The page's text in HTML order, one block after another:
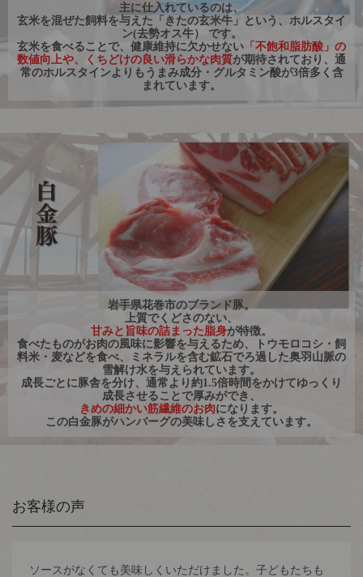
主に仕入れているのは、
玄米を混ぜた飼料を与えた「きたの玄米牛」という、ホルスタイ
ン(去勢オス牛） です。
玄米を食べることで、健康維持に欠かせない 「不飽和脂肪酸」の
数値向上や、くちどけの良い滑らかな肉質が期待されており、通
常のホルスタインよりもうまみ成分・グルタミン酸が3倍多く含
まれています。
岩手県花巻市のブランド豚。
上質でくどさのない、
甘みと旨味の詰まった脂身が特徴。
食べたものがお肉の風味に影響を与えるため、トウモロコシ・飼
料米・麦などを食べ、ミネラルを含む鉱石でろ過した奥羽山脈の
雪解け水を与えられています。
成長ごとに豚舎を分け、通常より約1.5倍時間をかけてゆっくり
成長させることで厚みができ、
きめの細かい筋繊維のお肉になります。
この白金豚がハンバーグの美味しさを支えています。
お客様の声
ソースがなくても美味しくいただけました。子どもたちも